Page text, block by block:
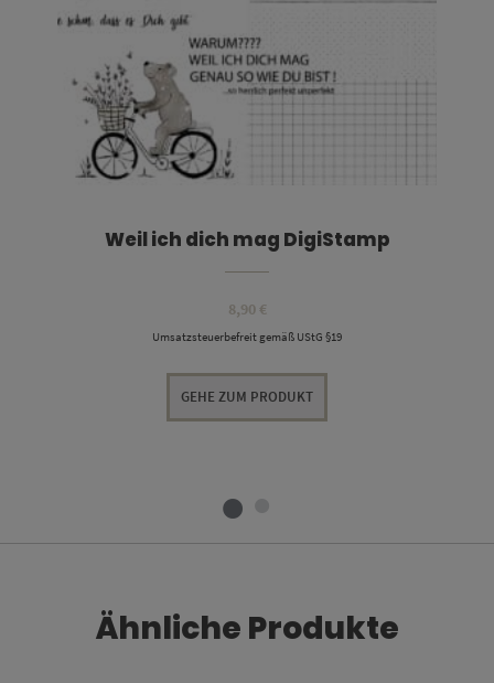
Weil ich dich mag DigiStamp
8,90 €
Umsatzsteuerbefreit gemäß UStG §19
GEHE ZUM PRODUKT
Ähnliche Produkte